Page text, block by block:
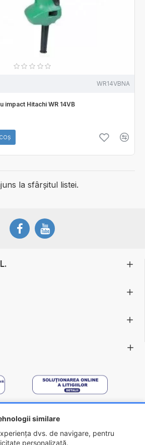
similare
dvs. de navigare, pentru
personalizată.
WR14VBNA
impact Hitachi WR 14VB
la sfârșitul listei.
EXPOTEHNICA S.R.L.